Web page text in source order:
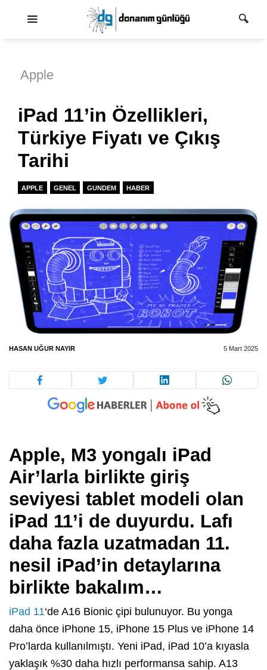
Apple
iPad 11’in Özellikleri,
Türkiye Fiyatı ve Çıkış
Tarihi
APPLE GENEL GUNDEM HABER
HASAN UĞUR NAYIR 5 Mart 2025
Apple, M3 yongalı iPad
Air’larla birlikte giriş
seviyesi tablet modeli olan
iPad 11’i de duyurdu. Lafı
daha fazla uzatmadan 11.
nesil iPad’in detaylarına
birlikte bakalım…
iPad 11‘de A16 Bionic çipi bulunuyor. Bu yonga
daha önce iPhone 15, iPhone 15 Plus ve iPhone 14
Pro’larda kullanılmıştı. Yeni iPad, iPad 10’a kıyasla
yaklaşık %30 daha hızlı performansa sahip. A13